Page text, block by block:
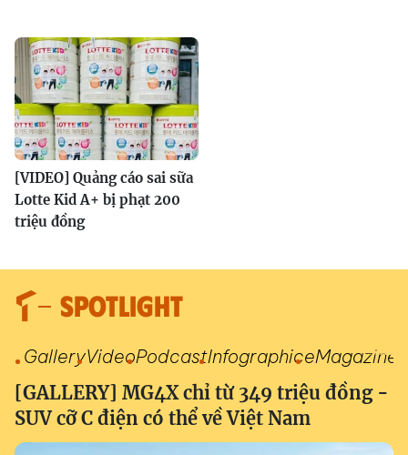
[VIDEO] Quảng cáo sai sữa
Lotte Kid A+ bị phạt 200
triệu đồng
SPOTLIGHT
GalleryVideoPodcastInfographiceMagazine
[GALLERY] MG4X chỉ từ 349 triệu đồng -
SUV cỡ C điện có thể về Việt Nam